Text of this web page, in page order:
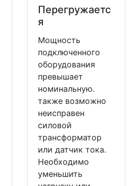
Перегружаетс
я
Мощность
подключенного
оборудования
превышает
номинальную.
также возможно
неисправен
силовой
трансформатор
или датчик тока.
Необходимо
уменьшить